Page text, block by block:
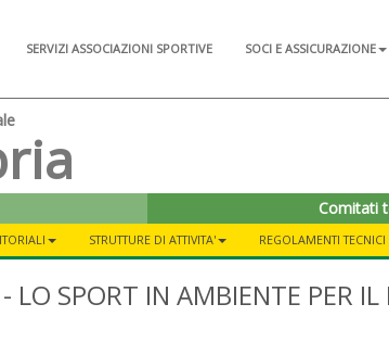
SERVIZI ASSOCIAZIONI SPORTIVE SOCI E ASSICURAZIONE
Comitati
STRUTTURE DI ATTIVITA' REGOLAMENTI
LO SPORT IN AMBIENTE PER